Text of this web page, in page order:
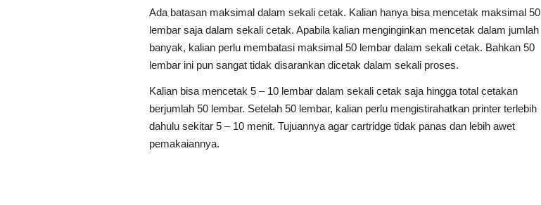
Ada batasan maksimal dalam sekali cetak. Kalian hanya bisa mencetak maksimal 50
lembar saja dalam sekali cetak. Apabila kalian menginginkan mencetak dalam jumlah
banyak, kalian perlu membatasi maksimal 50 lembar dalam sekali cetak. Bahkan 50
lembar ini pun sangat tidak disarankan dicetak dalam sekali proses.
Kalian bisa mencetak 5 – 10 lembar dalam sekali cetak saja hingga total cetakan
berjumlah 50 lembar. Setelah 50 lembar, kalian perlu mengistirahatkan printer terlebih
dahulu sekitar 5 – 10 menit. Tujuannya agar cartridge tidak panas dan lebih awet
pemakaiannya.